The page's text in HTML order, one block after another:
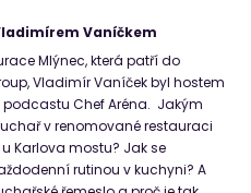
Vaníčkem
Mlýnec, která patří do
Vladimír Vaníček byl hostem
podcastu Chef Aréna. Jakým
v renomované restauraci
Karlova mostu? Jak se
rutinou v kuchyni? A